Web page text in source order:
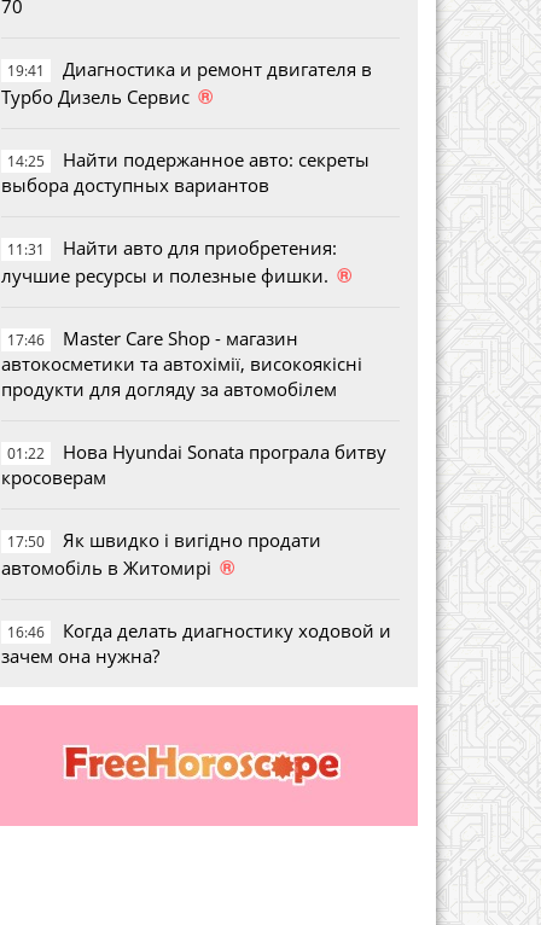
70
19:41
Диагностика и ремонт двигателя в
Турбо Дизель Сервис ®
14:25
Найти подержанное авто: секреты
выбора доступных вариантов
11:31
Найти авто для приобретения:
лучшие ресурсы и полезные фишки. ®
17:46
Master Care Shop - магазин
автокосметики та автохімії, високоякісні
продукти для догляду за автомобілем
01:22
Нова Hyundai Sonata програла битву
кросоверам
17:50
Як швидко і вигідно продати
автомобіль в Житомирі ®
16:46
Когда делать диагностику ходовой и
зачем она нужна?